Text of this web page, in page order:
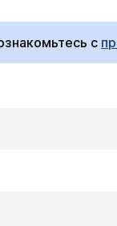
визит к
у себя в
бы не место, где они находятся.
с